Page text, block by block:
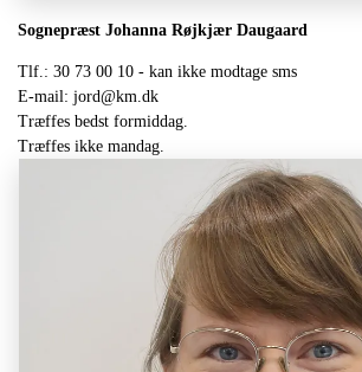
Sognepræst Johanna Røjkjær Daugaard
Tlf.: 30 73 00 10 - kan ikke modtage sms
E-mail: jord@km.dk
Træffes bedst formiddag.
Træffes ikke mandag.